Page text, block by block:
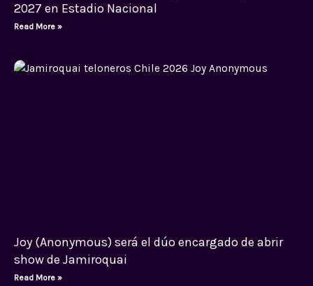
2027 en Estadio Nacional
Read More »
Joy (Anonymous) será el dúo encargado de abrir
show de Jamiroquai
Read More »